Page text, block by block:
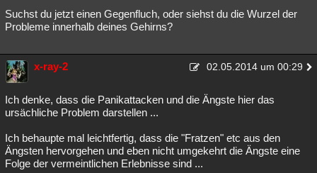
Suchst du jetzt einen Gegenfluch, oder siehst du die Wurzel der
Probleme innerhalb deines Gehirns?
x-ray-2 02.05.2014 um 00:29
Ich denke, dass die Panikattacken und die Ängste hier das
ursächliche Problem darstellen ...
Ich behaupte mal leichtfertig, dass die "Fratzen" etc aus den
Ängsten hervorgehen und eben nicht umgekehrt die Ängste eine
Folge der vermeintlichen Erlebnisse sind ...